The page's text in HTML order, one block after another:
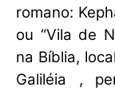
romano:
ou “Vila de
na Bíblia,
Galiléia ,